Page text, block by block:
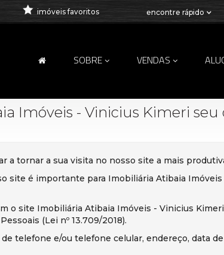
encontre rápido
imóveis favoritos
SOBRE VENDAS
Imóveis - Vinicius Kimeri
a tornar a sua visita no nosso site a mais
site é importante para Imobiliária Atibaia
o site Imobiliária Atibaia Imóveis - Vinicius
(Lei nº 13.709/2018).
telefone e/ou telefone celular, endereço, data